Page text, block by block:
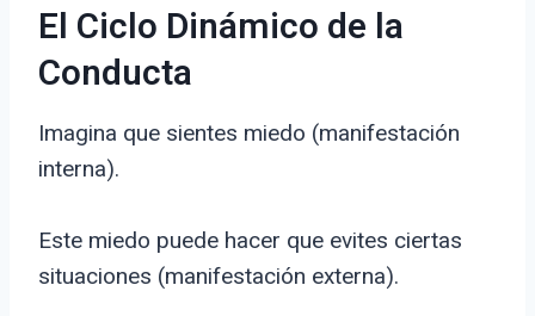
El Ciclo Dinámico de la
Conducta
Imagina que sientes miedo (manifestación
interna).
Este miedo puede hacer que evites ciertas
situaciones (manifestación externa).